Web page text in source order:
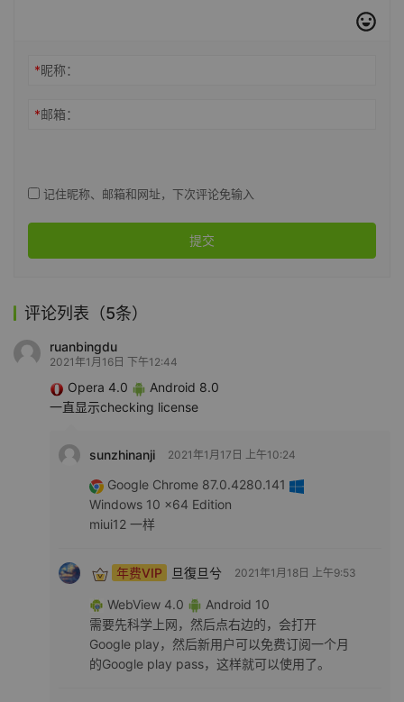
*昵称：
*邮箱：
记住昵称、邮箱和网址，下次评论免输入
提交
评论列表（5条）
ruanbingdu
2021年1月16日 下午12:44
Opera 4.0
Android 8.0
一直显示checking license
sunzhinanji 2021年1月17日 上午10:24
Google Chrome 87.0.4280.141
Windows 10 x64 Edition
miui12 一样
年费VIP 旦復旦兮 2021年1月18日 上午9:53
WebView 4.0
Android 10
需要先科学上网，然后点右边的，会打开
Google play，然后新用户可以免费订阅一个月
的Google play pass，这样就可以使用了。